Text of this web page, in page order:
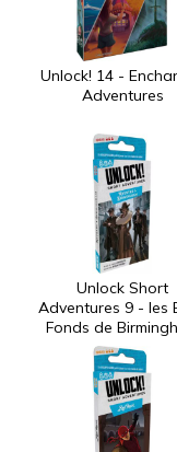
Unlock! 14 -
Adventures
Unlock Short
Adventures 9 - les
Fonds de